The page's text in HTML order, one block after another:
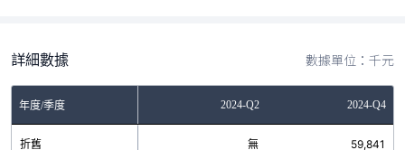
詳細數據 數據單位：千元
年度/季度 2024-Q2 2024-Q4
折舊 無 59,841